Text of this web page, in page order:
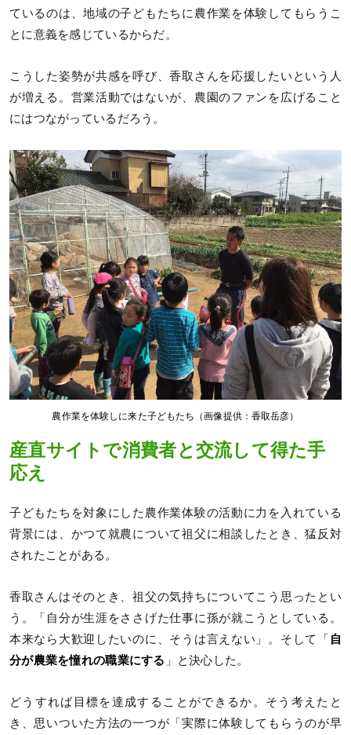
ているのは、地域の子どもたちに農作業を体験してもらうこ
とに意義を感じているからだ。
こうした姿勢が共感を呼び、香取さんを応援したいという人
が増える。営業活動ではないが、農園のファンを広げること
にはつながっているだろう。
農作業を体験しに来た子どもたち（画像提供：香取岳彦）
産直サイトで消費者と交流して得た手
応え
子どもたちを対象にした農作業体験の活動に力を入れている
背景には、かつて就農について祖父に相談したとき、猛反対
されたことがある。
香取さんはそのとき、祖父の気持ちについてこう思ったとい
う。「自分が生涯をささげた仕事に孫が就こうとしている。
本来なら大歓迎したいのに、そうは言えない」。そして「 自
分が農業を憧れの職業にする 」と決心した。
どうすれば目標を達成することができるか。そう考えたと
き、思いついた方法の一つが「実際に体験してもらうのが早